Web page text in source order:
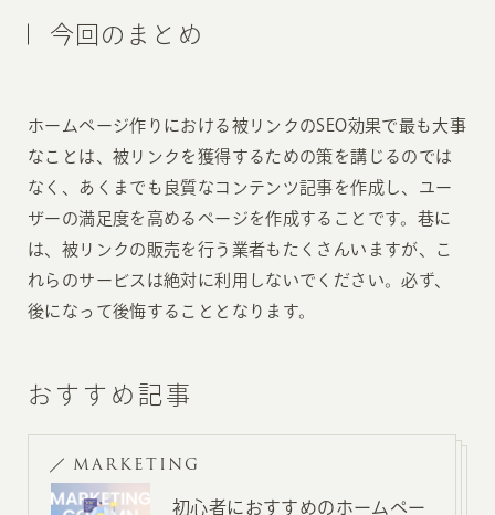
今回のまとめ
ホームページ作りにおける被リンクのSEO効果で最も大事
なことは、被リンクを獲得するための策を講じるのでは
なく、あくまでも良質なコンテンツ記事を作成し、ユー
ザーの満足度を高めるページを作成することです。巷に
は、被リンクの販売を行う業者もたくさんいますが、こ
れらのサービスは絶対に利用しないでください。必ず、
後になって後悔することとなります。
おすすめ記事
MARKETING
初心者におすすめのホームペー